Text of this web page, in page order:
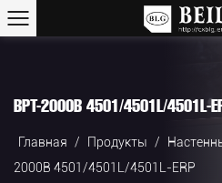
BPT-2000B 4501/4501L/4501L-
Главная / Продукты /
2000B 4501/4501L/4501L-ERP